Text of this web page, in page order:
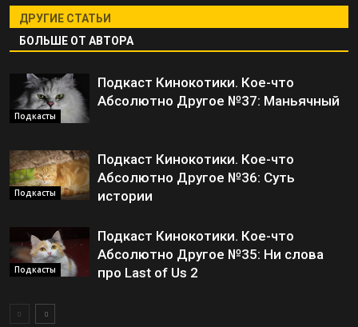
ДРУГИЕ СТАТЬИ
БОЛЬШЕ ОТ АВТОРА
Подкасты
Подкаст Кинокотики. Кое-что
Абсолютно Другое №37: Маньячный
Подкасты
Подкаст Кинокотики. Кое-что
Абсолютно Другое №36: Суть
истории
Подкасты
Подкаст Кинокотики. Кое-что
Абсолютно Другое №35: Ни слова
про Last of Us 2